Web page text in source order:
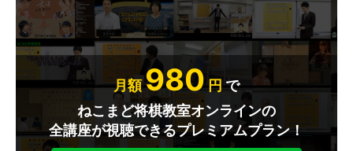
月額980円で
ねこまど将棋教室オンラインの
全講座が視聴できるプレミアムプラン！